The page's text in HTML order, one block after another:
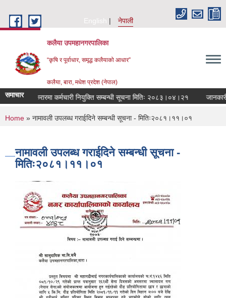
English
नेपाली
कलैया उपमहानगरपालिका
“कृषि र पूर्वाधार, समृद्ध कलैयाको आधार”
कलैया, बारा, मधेश प्रदेश (नेपाल)
समाचार करारमा कर्मचारी नियुक्ति सम्बन्धी सूचना मितिः २०८३।०४।२१
You are here
Home » नामावली उपलब्ध गराईदिने सम्बन्धी सूचना - मितिः२०८१।११।०१
नामावली उपलब्ध गराईदिने सम्बन्धी सूचना -
मितिः२०८१।११।०१